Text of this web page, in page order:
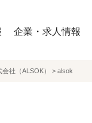
企業・求人情報
社（ALSOK） > alsok